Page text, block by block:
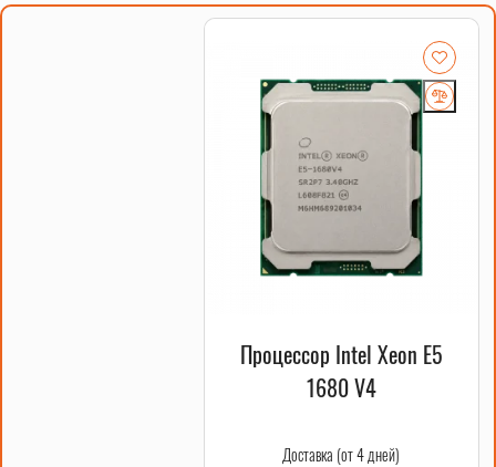
Процессор Intel Xeon E5
1680 V4
Доставка (от 4 дней)